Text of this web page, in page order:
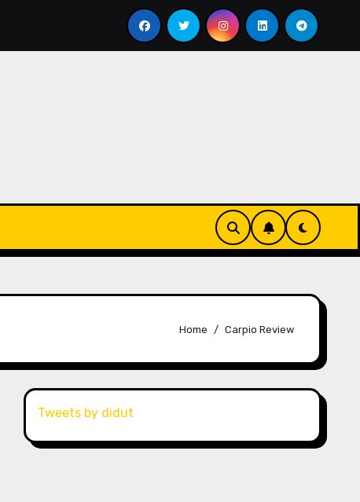
Menyesap Kopi Di Jakarta Timur Soal Kopi Darat
Home Carpio Review
Tweets by didut